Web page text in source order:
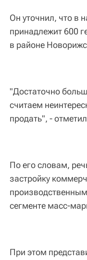
Он уточнил, что в
принадлежит 600
в районе
"Достаточно
считаем
продать", -
По его словам,
застройку
сегменте масс-
При этом